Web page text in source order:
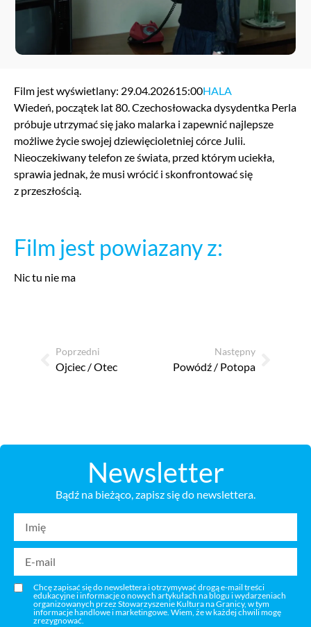
Film jest wyświetlany: 29.04.202615:00HALA
Wiedeń, początek lat 80. Czechosłowacka dysydentka Perla
próbuje utrzymać się jako malarka i zapewnić najlepsze
możliwe życie swojej dziewięcioletniej córce Julii.
Nieoczekiwany telefon ze świata, przed którym uciekła,
sprawia jednak, że musi wrócić i skonfrontować się
z przeszłością.
Film jest powiazany z:
Nic tu nie ma
Poprzedni
Ojciec / Otec
Następny
Powódź / Potopa
Newsletter
Bądź na bieżąco, zapisz się do newslettera.
Chcę zapisać się do newslettera i otrzymywać drogą e-mail treści
edukacyjne i informacje o nowych artykułach na blogu i wydarzeniach
organizowanych przez Stowarzyszenie Kultura na Granicy, w tym
informacje handlowe i marketingowe. Wiem, że w każdej chwili mogę
zrezygnować.